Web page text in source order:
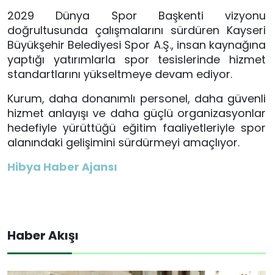
2029 Dünya Spor Başkenti vizyonu
doğrultusunda çalışmalarını sürdüren Kayseri
Büyükşehir Belediyesi Spor A.Ş., insan kaynağına
yaptığı yatırımlarla spor tesislerinde hizmet
standartlarını yükseltmeye devam ediyor.
Kurum, daha donanımlı personel, daha güvenli
hizmet anlayışı ve daha güçlü organizasyonlar
hedefiyle yürüttüğü eğitim faaliyetleriyle spor
alanındaki gelişimini sürdürmeyi amaçlıyor.
Hibya Haber Ajansı
Haber Akışı